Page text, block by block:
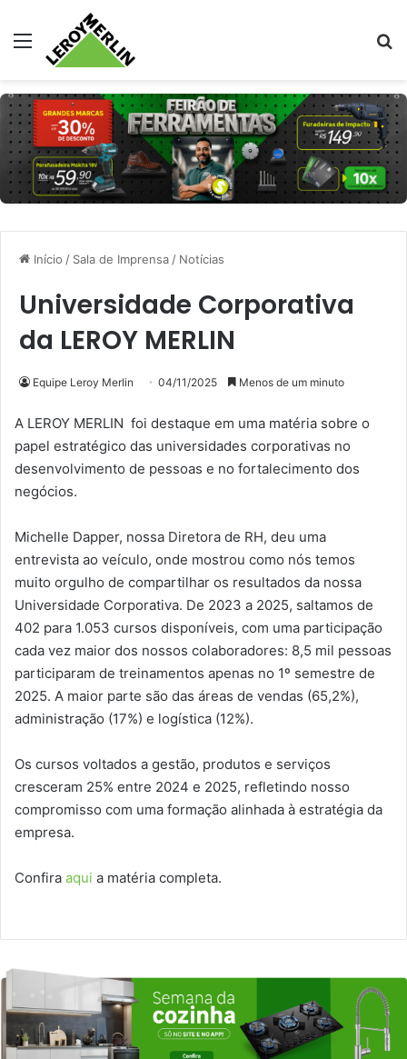
Menu
Início / Sala de Imprensa/ Notícias
Universidade Corporativa
da LEROY MERLIN
Equipe Leroy Merlin 04/11/2025 Menos de um minuto
A LEROY MERLIN foi destaque em uma matéria sobre o
papel estratégico das universidades corporativas no
desenvolvimento de pessoas e no fortalecimento dos
negócios.
Michelle Dapper, nossa Diretora de RH, deu uma
entrevista ao veículo, onde mostrou como nós temos
muito orgulho de compartilhar os resultados da nossa
Universidade Corporativa. De 2023 a 2025, saltamos de
402 para 1.053 cursos disponíveis, com uma participação
cada vez maior dos nossos colaboradores: 8,5 mil pessoas
participaram de treinamentos apenas no 1º semestre de
2025. A maior parte são das áreas de vendas (65,2%),
administração (17%) e logística (12%).
Os cursos voltados a gestão, produtos e serviços
cresceram 25% entre 2024 e 2025, refletindo nosso
compromisso com uma formação alinhada à estratégia da
empresa.
Confira aqui a matéria completa.